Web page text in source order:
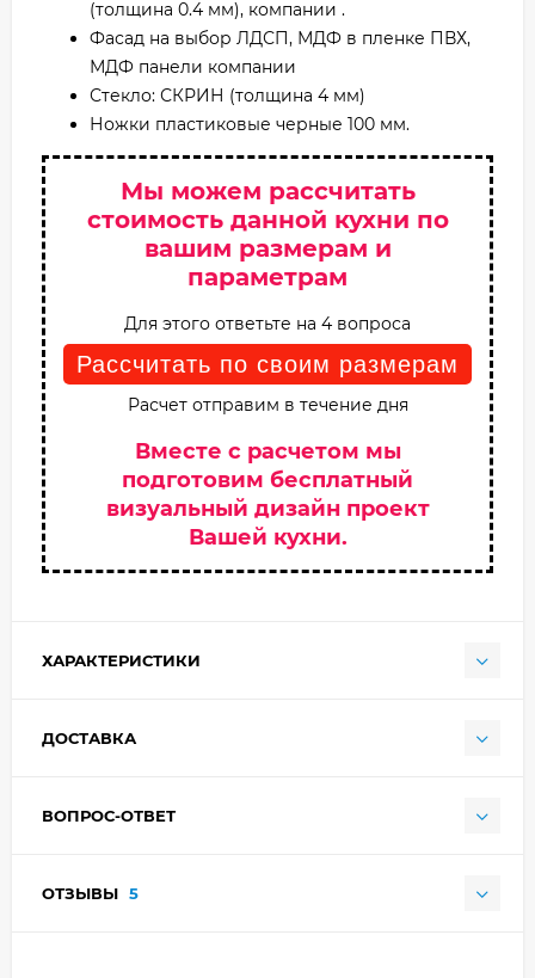
(толщина 0.4 мм), компании .
Фасад на выбор ЛДСП, МДФ в пленке ПВХ,
МДФ панели компании
Стекло: СКРИН (толщина 4 мм)
Ножки пластиковые черные 100 мм.
Мы можем рассчитать
стоимость данной кухни по
вашим размерам и
параметрам
Для этого ответьте на 4 вопроса
Рассчитать по своим размерам
Расчет отправим в течение дня
Вместе с расчетом мы
подготовим бесплатный
визуальный дизайн проект
Вашей кухни.
ХАРАКТЕРИСТИКИ
ДОСТАВКА
ВОПРОС-ОТВЕТ
ОТЗЫВЫ 5